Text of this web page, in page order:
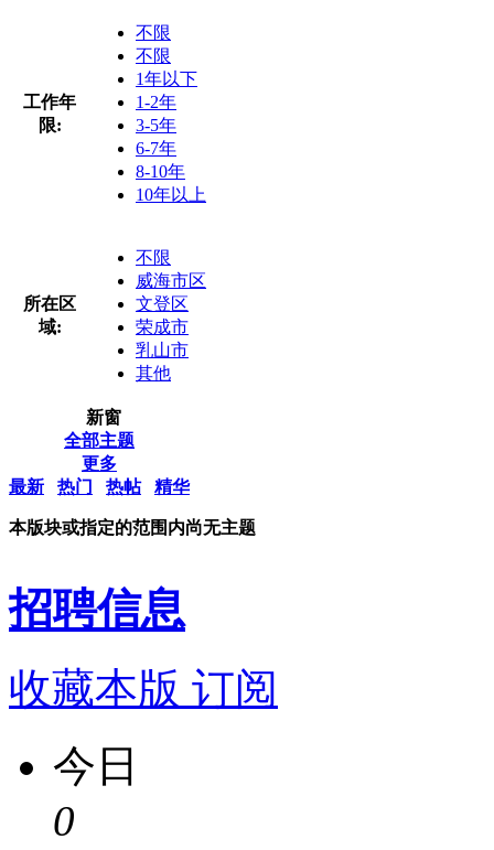
工作年
限:
不限
不限
1年以下
1-2年
3-5年
6-7年
8-10年
10年以上
所在区
域:
不限
威海市区
文登区
荣成市
乳山市
其他
新窗
全部主题
更多
最新
热门 热帖 精华
本版块或指定的范围内尚无主题
招聘信息
收藏本版 订阅
今日
0